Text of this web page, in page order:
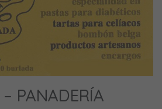
PANADERÍA